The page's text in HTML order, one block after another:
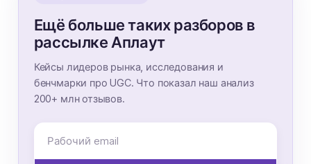
Ещё больше таких разборов в
рассылке Аплаут
Кейсы лидеров рынка, исследования и
бенчмарки про UGC. Что показал наш анализ
200+ млн отзывов.